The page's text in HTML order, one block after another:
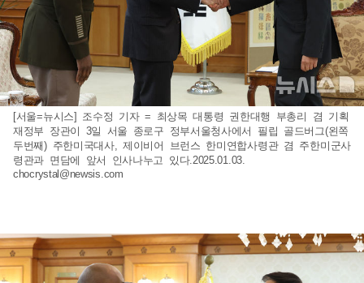
[서울=뉴시스] 조수정 기자 = 최상목 대통령 권한대행 부총리 겸 기획
재정부 장관이 3일 서울 종로구 정부서울청사에서 필립 골드버그(왼쪽
두번째) 주한미국대사, 제이비어 브런스 한미연합사령관 겸 주한미군사
령관과 면담에 앞서 인사나누고 있다.2025.01.03.
chocrystal@newsis.com